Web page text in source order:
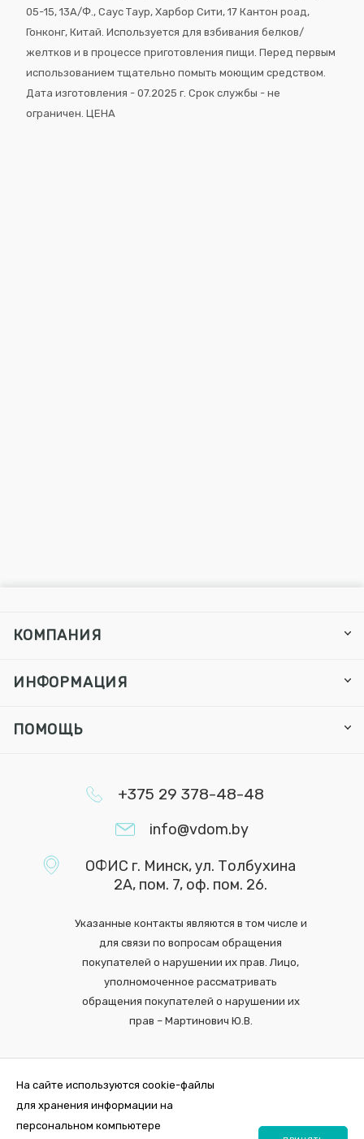
05-15, 13A/Ф., Саус Таур, Харбор Сити, 17 Кантон роад,
Гонконг, Китай. Используется для взбивания белков/
желтков и в процессе приготовления пищи. Перед первым
использованием тщательно помыть моющим средством.
Дата изготовления - 07.2025 г. Срок службы - не
ограничен. ЦЕНА
КОМПАНИЯ
ИНФОРМАЦИЯ
ПОМОЩЬ
+375 29 378-48-48
info@vdom.by
ОФИС г. Минск, ул. Толбухина
2А, пом. 7, оф. пом. 26.
Указанные контакты являются в том числе и
для связи по вопросам обращения
покупателей о нарушении их прав. Лицо,
уполномоченное рассматривать
обращения покупателей о нарушении их
прав – Мартинович Ю.В.
На сайте используются cookie-файлы
для хранения информации на
персональном компьютере